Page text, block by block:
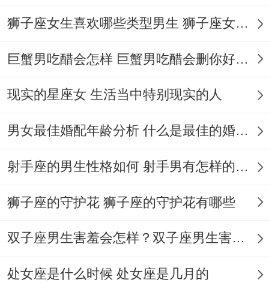
议每小时起身活动5分钟，搭配深呼吸练
避免辛辣激起食物 - 多摄入富含镁元素的食
物（如坚果、深绿色蔬菜）以缓解焦虑。
人际关系:合作跟冲突并存
狮子座女生喜欢哪些类型男生 狮子座女生喜欢哪种男生
巨蟹男吃醋会怎样 巨蟹男吃醋会删你好友吗
现实的星座女 生活当中特别现实的人
男女最佳婚配年龄分析 什么是最佳的婚配年龄吗
射手座的男生性格如何 射手男有怎样的性格
狮子座的守护花 狮子座的守护花有哪些
双子座男生害羞会怎样？双子座男生害羞的表现 双子座男生害羞会怎么样
处女座是什么时候 处女座是几月的